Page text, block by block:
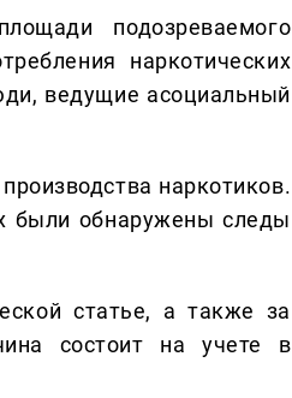
подозреваемого
наркотических
ведущие асоциальный
наркотиков.
были обнаружены следы
статье, а также за
состоит на учете в